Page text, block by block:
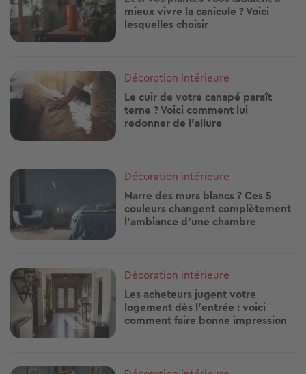
mieux vivre la canicule ? Voici
lesquelles choisir
Image
Décoration intérieure
Le cuir de votre canapé paraît
terne ? Voici comment lui
redonner de l'allure
Image
Décoration intérieure
Marre des murs blancs ? Ces 5
couleurs changent complètement
l'ambiance d'une chambre
Image
Décoration intérieure
Les acheteurs jugent votre
logement dès l'entrée : voici
comment faire bonne impression